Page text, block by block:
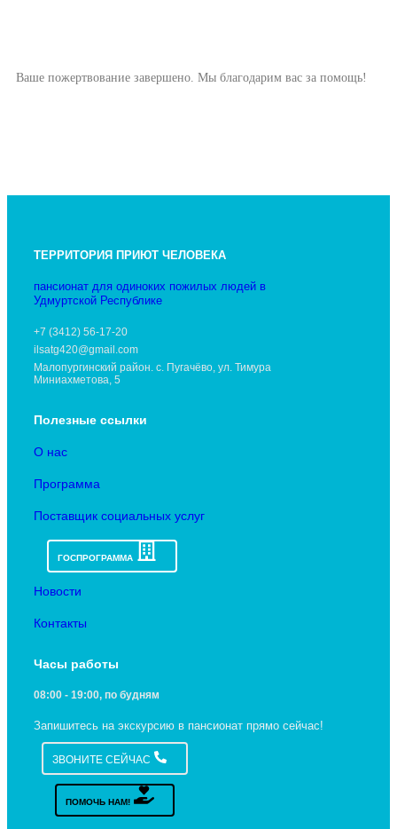
Ваше пожертвование завершено. Мы благодарим вас за помощь!
ТЕРРИТОРИЯ ПРИЮТ ЧЕЛОВЕКА
пансионат для одиноких пожилых людей в
Удмуртской Республике
+7 (3412) 56-17-20
ilsatg420@gmail.com
Малопургинский район. с. Пугачёво, ул. Тимура
Миниахметова, 5
Полезные ссылки
О нас
Программа
Поставщик социальных услуг
ГОСПРОГРАММА
Новости
Контакты
Часы работы
08:00 - 19:00, по будням
Запишитесь на экскурсию в пансионат прямо сейчас!
ЗВОНИТЕ СЕЙЧАС
ПОМОЧЬ НАМ!